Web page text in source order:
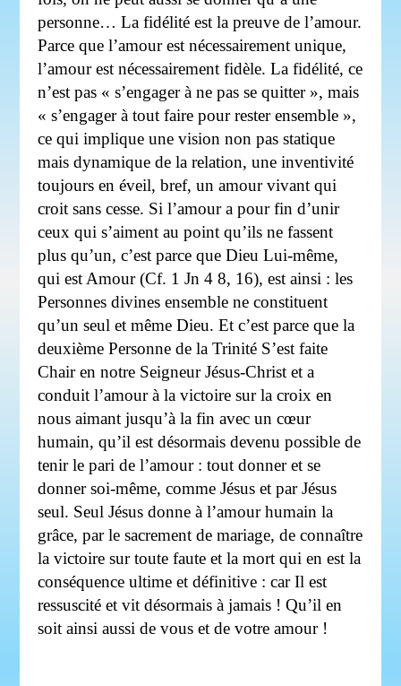
personne… La fidélité est la preuve de l’amour.
Parce que l’amour est nécessairement unique,
l’amour est nécessairement fidèle. La fidélité, ce
n’est pas « s’engager à ne pas se quitter », mais
« s’engager à tout faire pour rester ensemble »,
ce qui implique une vision non pas statique
mais dynamique de la relation, une inventivité
toujours en éveil, bref, un amour vivant qui
croit sans cesse. Si l’amour a pour fin d’unir
ceux qui s’aiment au point qu’ils ne fassent
plus qu’un, c’est parce que Dieu Lui-même,
qui est Amour (Cf. 1 Jn 4 8, 16), est ainsi : les
Personnes divines ensemble ne constituent
qu’un seul et même Dieu. Et c’est parce que la
deuxième Personne de la Trinité S’est faite
Chair en notre Seigneur Jésus-Christ et a
conduit l’amour à la victoire sur la croix en
nous aimant jusqu’à la fin avec un cœur
humain, qu’il est désormais devenu possible de
tenir le pari de l’amour : tout donner et se
donner soi-même, comme Jésus et par Jésus
seul. Seul Jésus donne à l’amour humain la
grâce, par le sacrement de mariage, de connaître
la victoire sur toute faute et la mort qui en est la
conséquence ultime et définitive : car Il est
ressuscité et vit désormais à jamais ! Qu’il en
soit ainsi aussi de vous et de votre amour !